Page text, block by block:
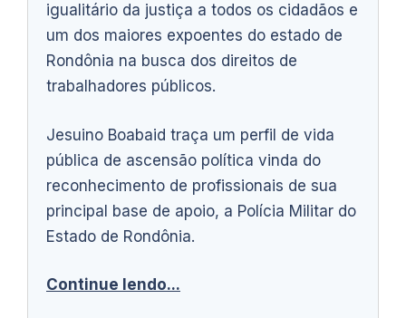
igualitário da justiça a todos os cidadãos e
um dos maiores expoentes do estado de
Rondônia na busca dos direitos de
trabalhadores públicos.
Jesuino Boabaid traça um perfil de vida
pública de ascensão política vinda do
reconhecimento de profissionais de sua
principal base de apoio, a Polícia Militar do
Estado de Rondônia.
Continue lendo...